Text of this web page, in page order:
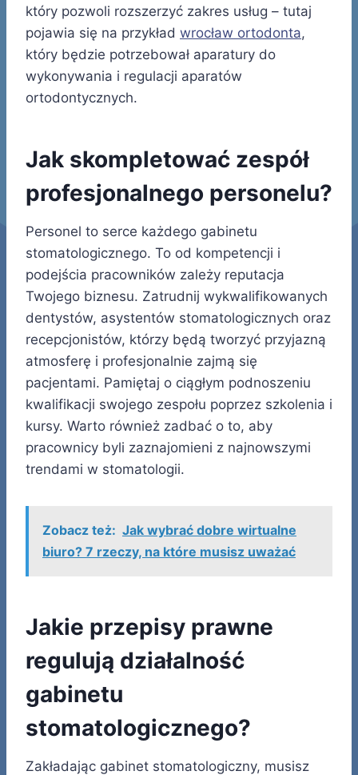
który pozwoli rozszerzyć zakres usług – tutaj
pojawia się na przykład wrocław ortodonta,
który będzie potrzebował aparatury do
wykonywania i regulacji aparatów
ortodontycznych.
Jak skompletować zespół
profesjonalnego personelu?
Personel to serce każdego gabinetu
stomatologicznego. To od kompetencji i
podejścia pracowników zależy reputacja
Twojego biznesu. Zatrudnij wykwalifikowanych
dentystów, asystentów stomatologicznych oraz
recepcjonistów, którzy będą tworzyć przyjazną
atmosferę i profesjonalnie zajmą się
pacjentami. Pamiętaj o ciągłym podnoszeniu
kwalifikacji swojego zespołu poprzez szkolenia i
kursy. Warto również zadbać o to, aby
pracownicy byli zaznajomieni z najnowszymi
trendami w stomatologii.
Zobacz też: Jak wybrać dobre wirtualne
biuro? 7 rzeczy, na które musisz uważać
Jakie przepisy prawne
regulują działalność
gabinetu
stomatologicznego?
Zakładając gabinet stomatologiczny, musisz